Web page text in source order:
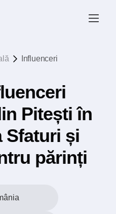
Influenceri
Pitești în
Sfaturi și
părinți